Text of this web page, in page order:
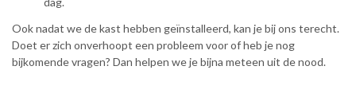
Ook nadat we de kast hebben geïnstalleerd, kan je bij ons terecht.
Doet er zich onverhoopt een probleem voor of heb je nog
bijkomende vragen? Dan helpen we je bijna meteen uit de nood.